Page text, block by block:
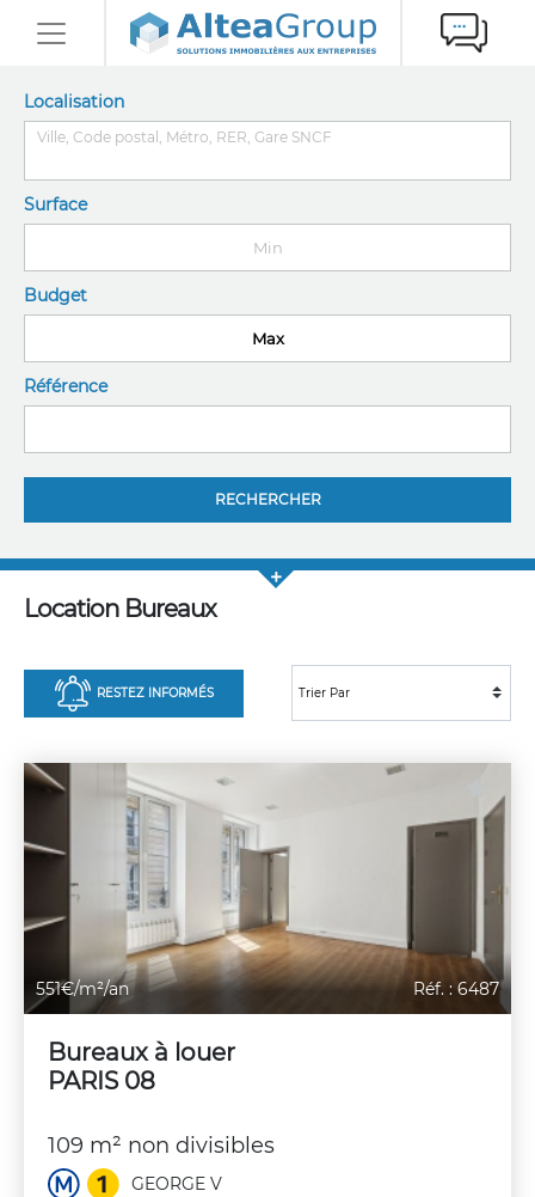
Localisation
Surface
Budget
Référence
Location Bureaux
RESTEZ INFORMÉS
551€/m²/an Réf. : 6487
Bureaux à louer
PARIS 08
109 m² non divisibles
GEORGE V